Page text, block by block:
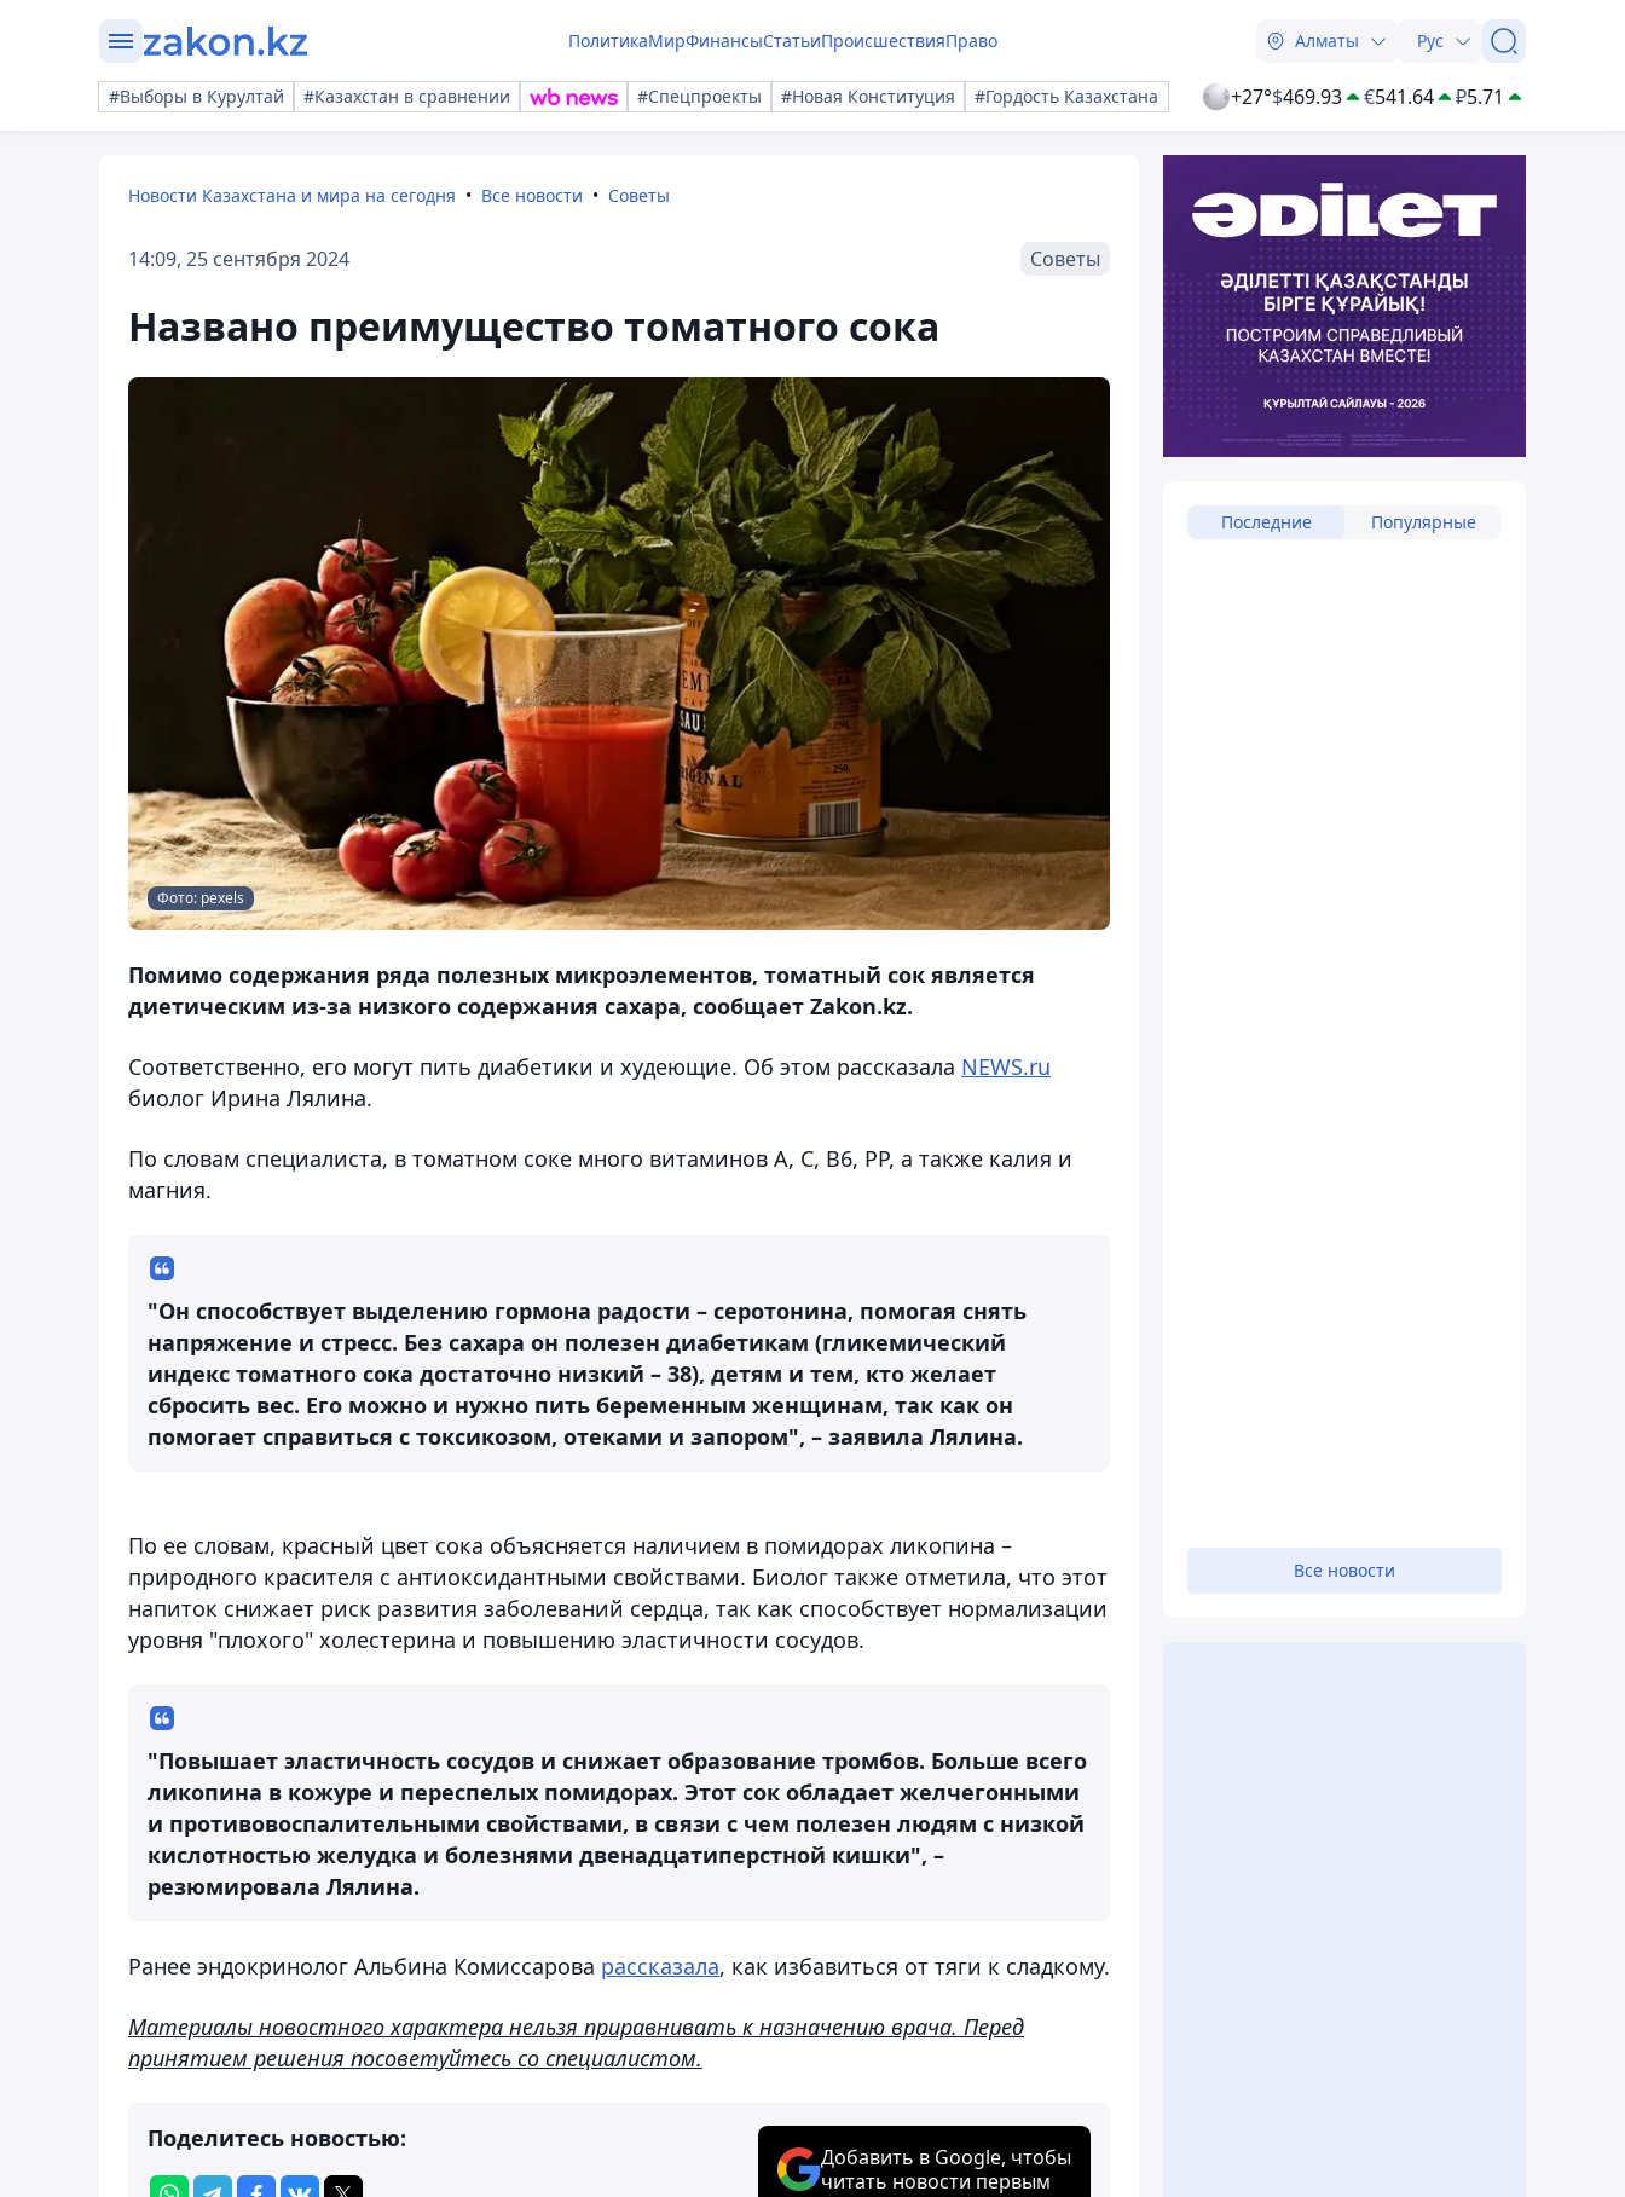
ПолитикаМирФинансыСтатьиПроисшествияПраво Алматы Рус
#Выборы в Курултай #Казахстан в сравнении #Спецпроекты #Новая Конституция #Гордость Казахстана +27°$469.93 €541.64 ₽5.71
Новости Казахстана и мира на сегодня Все новости Советы
14:09, 25 сентября 2024 Советы
Названо преимущество томатного сока
Фото: pexels
Помимо содержания ряда полезных микроэлементов, томатный сок является
диетическим из-за низкого содержания сахара, сообщает Zakon.kz.
Соответственно, его могут пить диабетики и худеющие. Об этом рассказала NEWS.ru
биолог Ирина Лялина.
По словам специалиста, в томатном соке много витаминов A, C, B6, PP, а также калия и
магния.
"Он способствует выделению гормона радости – серотонина, помогая снять
напряжение и стресс. Без сахара он полезен диабетикам (гликемический
индекс томатного сока достаточно низкий – 38), детям и тем, кто желает
сбросить вес. Его можно и нужно пить беременным женщинам, так как он
помогает справиться с токсикозом, отеками и запором", – заявила Лялина.
По ее словам, красный цвет сока объясняется наличием в помидорах ликопина –
природного красителя с антиоксидантными свойствами. Биолог также отметила, что этот
напиток снижает риск развития заболеваний сердца, так как способствует нормализации
уровня "плохого" холестерина и повышению эластичности сосудов.
"Повышает эластичность сосудов и снижает образование тромбов. Больше всего
ликопина в кожуре и переспелых помидорах. Этот сок обладает желчегонными
и противовоспалительными свойствами, в связи с чем полезен людям с низкой
кислотностью желудка и болезнями двенадцатиперстной кишки", –
резюмировала Лялина.
Ранее эндокринолог Альбина Комиссарова рассказала, как избавиться от тяги к сладкому.
Материалы новостного характера нельзя приравнивать к назначению врача. Перед
принятием решения посоветуйтесь со специалистом.
Поделитесь новостью:
Добавить в Google, чтобы
читать новости первым
Последние Популярные
Все новости